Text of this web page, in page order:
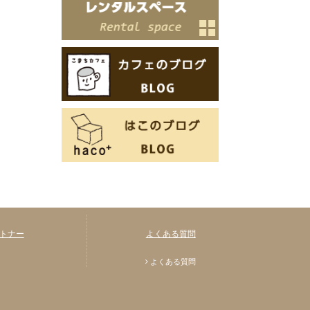
ナー よくある質問
よくある質問